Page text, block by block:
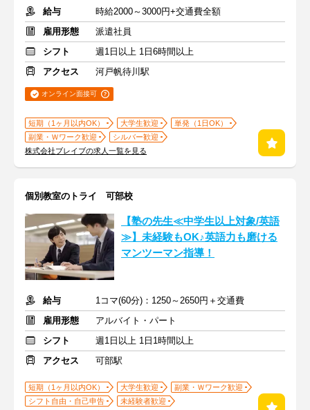
給与
時給2000～3000円+交通費全額
雇用形態
派遣社員
シフト
週1日以上 1日6時間以上
アクセス
河戸帆待川駅
オンライン面接可
短期（1ヶ月以内OK） 大学生歓迎
単発（1日OK）
副業・Ｗワーク歓迎
シルバー歓迎
株式会社ブレイブの求人一覧を見る
個別教室のトライ 可部校
【塾の先生≪中学生以上対象/英語
≫】未経験もOK♪英語力も磨ける
マンツーマン指導！
給与
1コマ(60分)：1250～2650円＋交通費
雇用形態
アルバイト・パート
シフト
週1日以上 1日1時間以上
アクセス
可部駅
短期（1ヶ月以内OK） 大学生歓迎
副業・Ｗワーク歓迎
シフト自由・自己申告
未経験者歓迎